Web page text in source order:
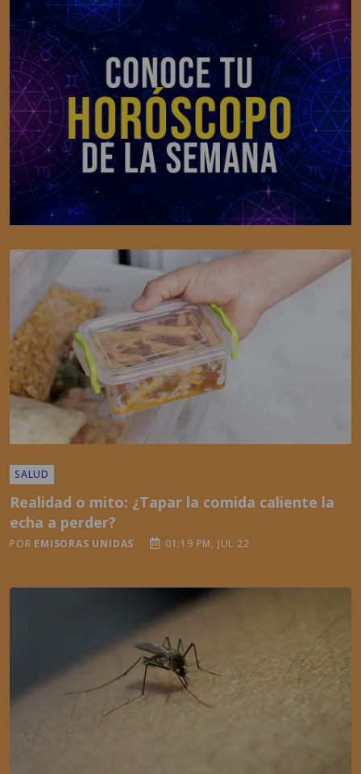
SALUD
Realidad o mito: ¿Tapar la comida caliente la
echa a perder?
POR EMISORAS UNIDAS 01:19 PM, JUL 22